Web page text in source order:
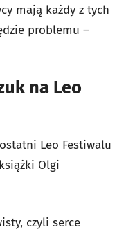
mają każdy z tych
problemu –
na Leo
Leo Festiwalu
Olgi
czyli serce